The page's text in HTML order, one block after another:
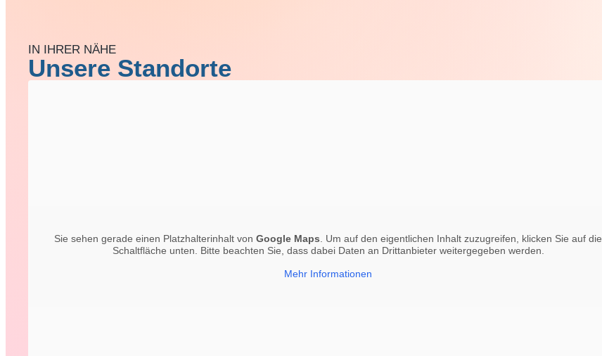
IN IHRER NÄHE
Unsere Standorte
Sie sehen gerade einen Platzhalterinhalt vonGoogle Maps . Um auf den eigentlichen Inhalt zuzugreifen, klicken Sie auf die
Schaltfläche unten. Bitte beachten Sie, dass dabei Daten an Drittanbieter weitergegeben werden.
Mehr Informationen